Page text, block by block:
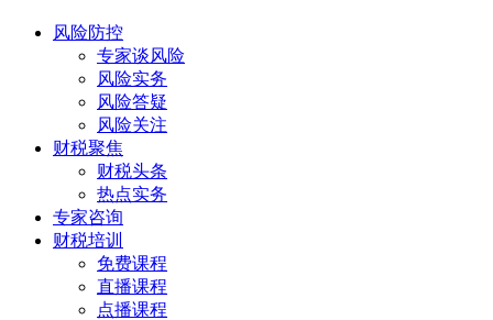
风险防控
专家谈风险
风险实务
风险答疑
风险关注
财税聚焦
财税头条
热点实务
专家咨询
财税培训
免费课程
直播课程
点播课程